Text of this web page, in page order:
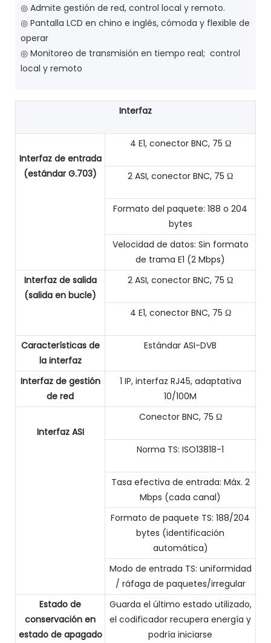
◎ Admite gestión de red, control local y remoto.
◎ Pantalla LCD en chino e inglés, cómoda y flexible de
operar
◎ Monitoreo de transmisión en tiempo real; control
local y remoto
Interfaz
Interfaz de entrada
(estándar G.703)
4 E1, conector BNC, 75 Ω
2 ASI, conector BNC, 75 Ω
Formato del paquete: 188 o 204
bytes
Velocidad de datos: Sin formato
de trama E1 (2 Mbps)
Interfaz de salida
(salida en bucle)
2 ASI, conector BNC, 75 Ω
4 E1, conector BNC, 75 Ω
Características de
la interfaz
Estándar ASI-DVB
Interfaz de gestión
de red
1 IP, interfaz RJ45, adaptativa
10/100M
Interfaz ASI
Conector BNC, 75 Ω
Norma TS: ISO13818-1
Tasa efectiva de entrada: Máx. 2
Mbps (cada canal)
Formato de paquete TS: 188/204
bytes (identificación
automática)
Modo de entrada TS: uniformidad
/ ráfaga de paquetes/irregular
Estado de
conservación en
estado de apagado
Guarda el último estado utilizado,
el codificador recupera energía y
podría iniciarse